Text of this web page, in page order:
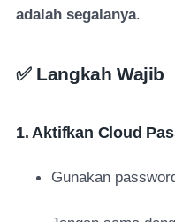
adalah segalanya.
✅ Langkah Wajib
1. Aktifkan Cloud
Gunakan